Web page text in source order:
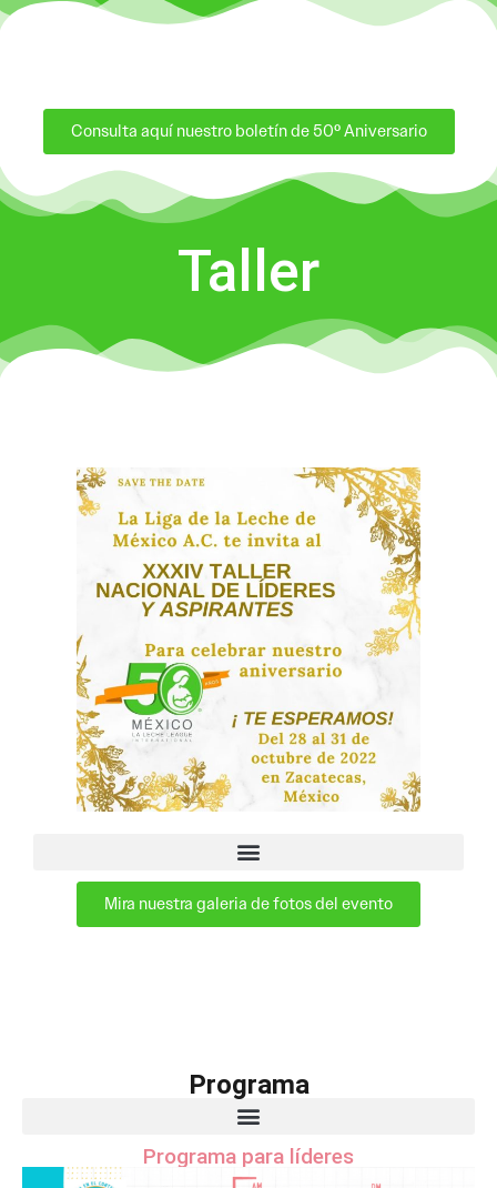
Consulta aquí nuestro boletín de 50º Aniversario
Taller
Mira nuestra galeria de fotos del evento
Programa
Programa para líderes